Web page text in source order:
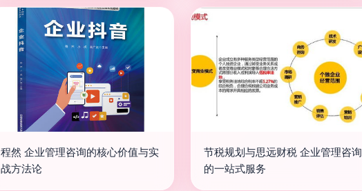
程然 企业管理咨询的核心价值与实
战方法论
节税规划与思远财税 企业管理咨询
的一站式服务